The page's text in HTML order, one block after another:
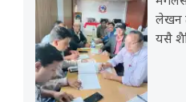
लेखन
यसै